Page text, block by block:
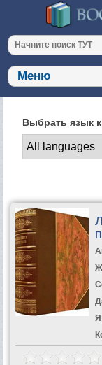
Выбрать язык